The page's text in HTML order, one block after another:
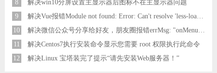
8
解决win10分屏设置主显示器后图标不在主显示器问题
9
解决Vue报错Module not found: Error: Can't resolve 'less-loader' in 'C:\Users\Hm\Desktop\vue\vue_shop'问题
10
解决微信公众号分享给好友，朋友圈报错errMsg: "onMenuShareAppMessage:fail, the permission value is offline verifying"
11
解决Centos7执行安装命令显示您需要 root 权限执行此命令
12
解决Linux 宝塔装完了提示“请先安装Web服务器！”